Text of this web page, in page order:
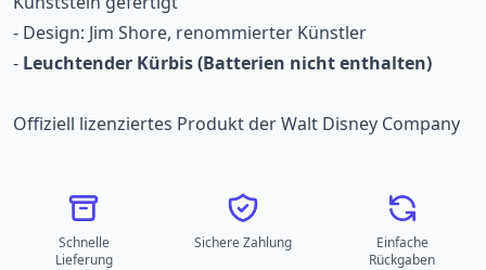
- Design: Jim Shore, renommierter Künstler
- Leuchtender Kürbis (Batterien nicht enthalten)
Offiziell lizenziertes Produkt der Walt Disney Company
Schnelle
Lieferung
Sichere Zahlung
Einfache
Rückgaben